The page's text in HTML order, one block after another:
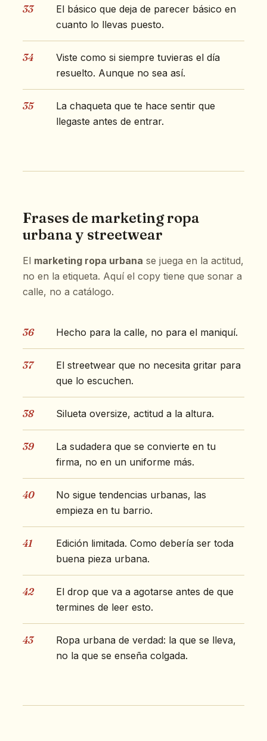
33
El básico que deja de parecer básico en
cuanto lo llevas puesto.
34
Viste como si siempre tuvieras el día
resuelto. Aunque no sea así.
35
La chaqueta que te hace sentir que
llegaste antes de entrar.
Frases de marketing ropa
urbana y streetwear
El marketing ropa urbana se juega en la actitud,
no en la etiqueta. Aquí el copy tiene que sonar a
calle, no a catálogo.
36 Hecho para la calle, no para el maniquí.
37
El streetwear que no necesita gritar para
que lo escuchen.
38 Silueta oversize, actitud a la altura.
39
La sudadera que se convierte en tu
firma, no en un uniforme más.
40
No sigue tendencias urbanas, las
empieza en tu barrio.
41
Edición limitada. Como debería ser toda
buena pieza urbana.
42
El drop que va a agotarse antes de que
termines de leer esto.
43
Ropa urbana de verdad: la que se lleva,
no la que se enseña colgada.